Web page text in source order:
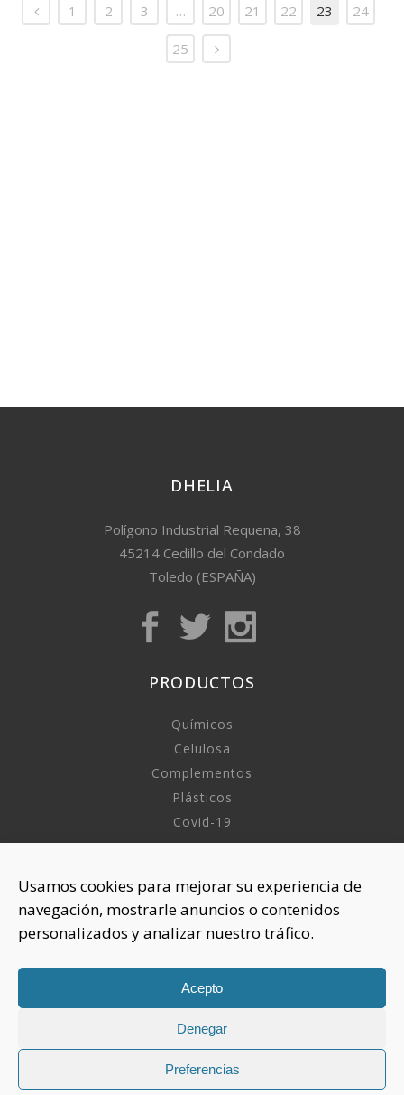
Usamos cookies para mejorar su experiencia de
navegación, mostrarle anuncios o contenidos
personalizados y analizar nuestro tráfico.
Acepto
Denegar
Preferencias
1 2 3 … 20 21 22 23 24
25
DHELIA
Polígono Industrial Requena, 38
45214 Cedillo del Condado
Toledo (ESPAÑA)
PRODUCTOS
Químicos
Celulosa
Complementos
Plásticos
Covid-19
Sobre nosotros
Aviso Legal
Política de Privacidad
Política Cookies
CONTACTAR
925 508 922